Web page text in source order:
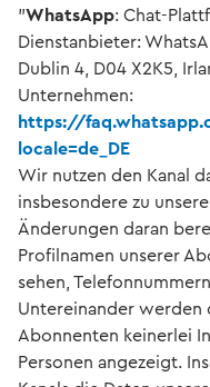
"WhatsApp: Chat-
Dienstanbieter:
Dublin 4, D04 X2K5,
Unternehmen:
https://
locale=de_DE
Wir nutzen den Kanal
insbesondere zu
Änderungen daran
Profilnamen unserer
sehen,
Untereinander werden
Abonnenten keinerlei
Personen angezeigt.